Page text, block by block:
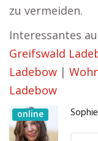
zu vermeiden.
Interessantes
Greifswald
Ladebow |
Ladebow
online Sophie